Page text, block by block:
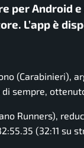
per Android
L’app è
(Carabinieri),
sempre,
Runners),
(32:11 su